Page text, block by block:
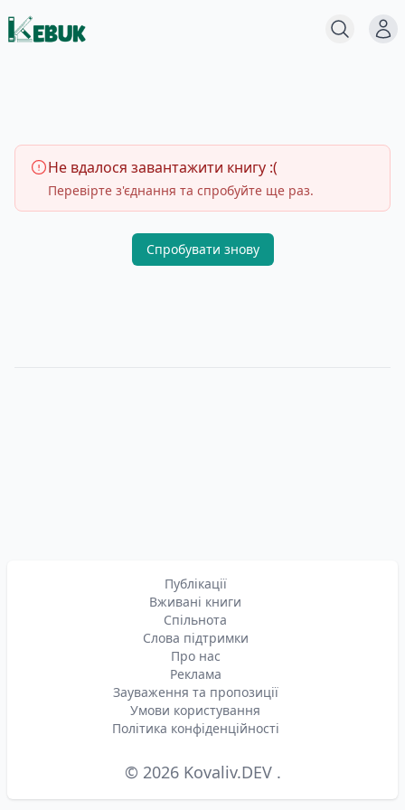
Пошук
Не вдалося завантажити книгу :(
Перевірте з'єднання та спробуйте ще раз.
Спробувати знову
Публікації
Вживані книги
Спільнота
Слова підтримки
Про нас
Реклама
Зауваження та пропозиції
Умови користування
Політика конфіденційності
© 2026 Kovaliv.DEV.